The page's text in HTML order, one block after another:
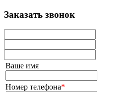
Заказать звонок
Ваше имя
Номер телефона*